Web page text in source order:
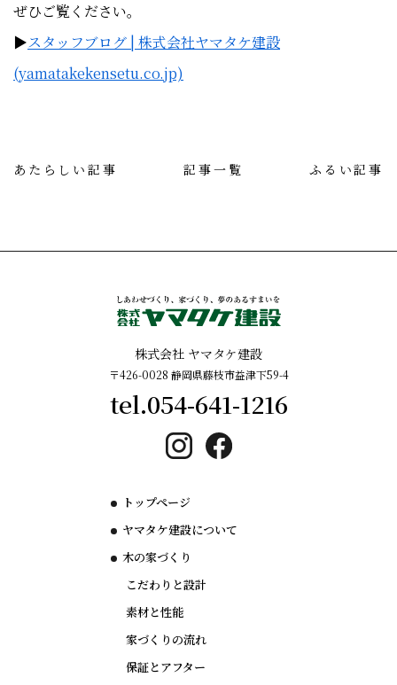
ぜひご覧ください。
▶スタッフブログ | 株式会社ヤマタケ建設
(yamatakekensetu.co.jp)
あたらしい記事 記事一覧 ふるい記事
​株式会社 ヤマタケ建設
〒426-0028 静岡県藤枝市益津下59-4
tel.054-641-1216
トップページ
ヤマタケ建設について
木の家づくり
こだわりと設計
素材と性能
家づくりの流れ
保証とアフター